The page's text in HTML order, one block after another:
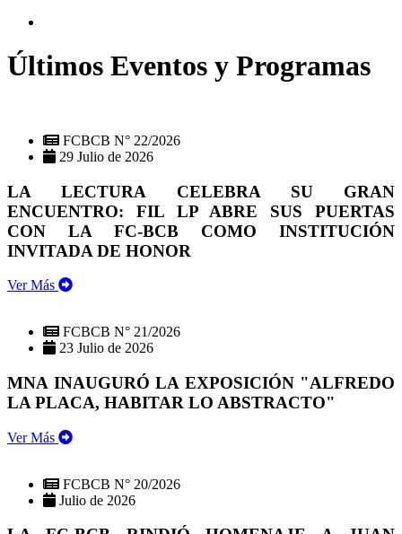
Últimos Eventos y Programas
FCBCB N° 22/2026
29 Julio de 2026
LA LECTURA CELEBRA SU GRAN
ENCUENTRO: FIL LP ABRE SUS PUERTAS
CON LA FC-BCB COMO INSTITUCIÓN
INVITADA DE HONOR
Ver Más
FCBCB N° 21/2026
23 Julio de 2026
MNA INAUGURÓ LA EXPOSICIÓN "ALFREDO
LA PLACA, HABITAR LO ABSTRACTO"
Ver Más
FCBCB N° 20/2026
Julio de 2026